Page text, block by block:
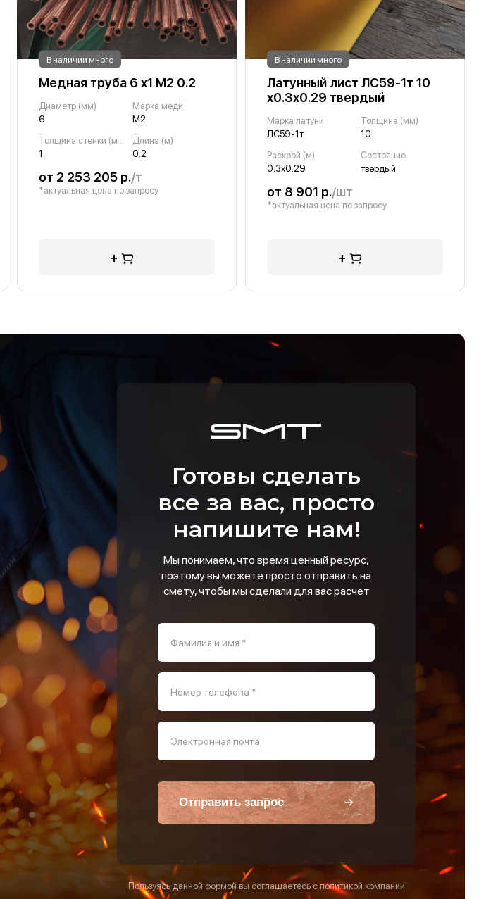
В наличии много
Медная труба 6 х1 М2 0.2
Диаметр (мм)
6
Марка меди
М2
Толщина стенки (мм)
1
Длина (м)
0.2
от 2 253 205 р./т
*актуальная цена по запросу
+
В наличии много
Латунный лист ЛС59-1т 10
х0.3х0.29 твердый
Марка латуни
ЛС59-1т
Толщина (мм)
10
Раскрой (м)
0.3х0.29
Состояние
твердый
от 8 901 р./шт
*актуальная цена по запросу
+
Готовы сделать
все за вас, просто
напишите нам!
Мы понимаем, что время ценный ресурс,
поэтому вы можете просто отправить на
смету, чтобы мы сделали для вас расчет
Фамилия и имя *
Номер телефона *
Электронная почта
Отправить запрос
Пользуясь данной формой вы соглашаетесь с политикой компании